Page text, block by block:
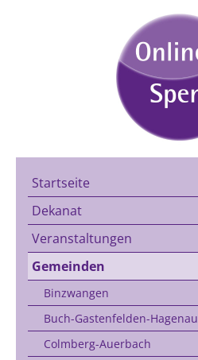
Startseite
Dekanat
Veranstaltungen
Gemeinden
Binzwangen
Buch-Gastenfelden-Hagenau
Colmberg-Auerbach